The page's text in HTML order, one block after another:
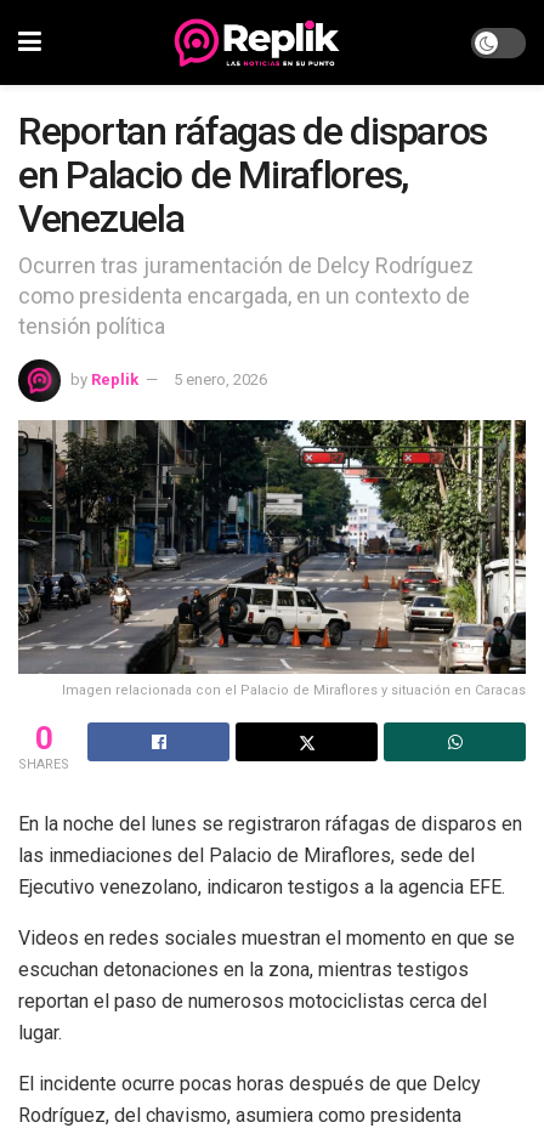
Reportan ráfagas de disparos
en Palacio de Miraflores,
Venezuela
Ocurren tras juramentación de Delcy Rodríguez
como presidenta encargada, en un contexto de
tensión política
by Replik 5 enero, 2026
Imagen relacionada con el Palacio de Miraflores y situación en Caracas
0
SHARES
En la noche del lunes se registraron ráfagas de disparos en
las inmediaciones del Palacio de Miraflores, sede del
Ejecutivo venezolano, indicaron testigos a la agencia EFE.
Videos en redes sociales muestran el momento en que se
escuchan detonaciones en la zona, mientras testigos
reportan el paso de numerosos motociclistas cerca del
lugar.
El incidente ocurre pocas horas después de que Delcy
Rodríguez, del chavismo, asumiera como presidenta